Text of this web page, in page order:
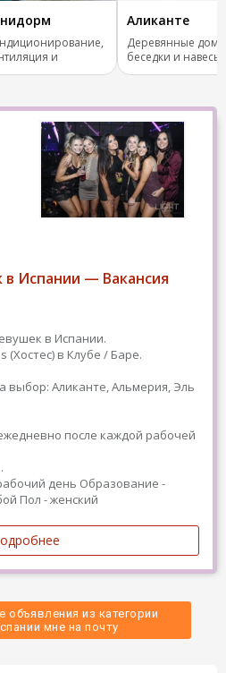
и
Аликанте
Деревянные
беседки и навесы
ключ
Испании — Вакансия
в Испании.
(Хостес) в Клубе / Баре.
выбор: Аликанте, Альмерия, Эль
после каждой рабочей
день Образование -
Пол - женский
объявления из категории
мне на почту